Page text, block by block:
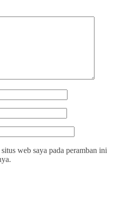
web saya pada peramban ini